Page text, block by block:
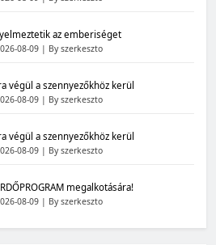
az emberiséget
08-09 By szerkeszto
végül a szennyezőkhöz kerül
08-09 By szerkeszto
végül a szennyezőkhöz kerül
08-09 By szerkeszto
megalkotására!
08-09 By szerkeszto